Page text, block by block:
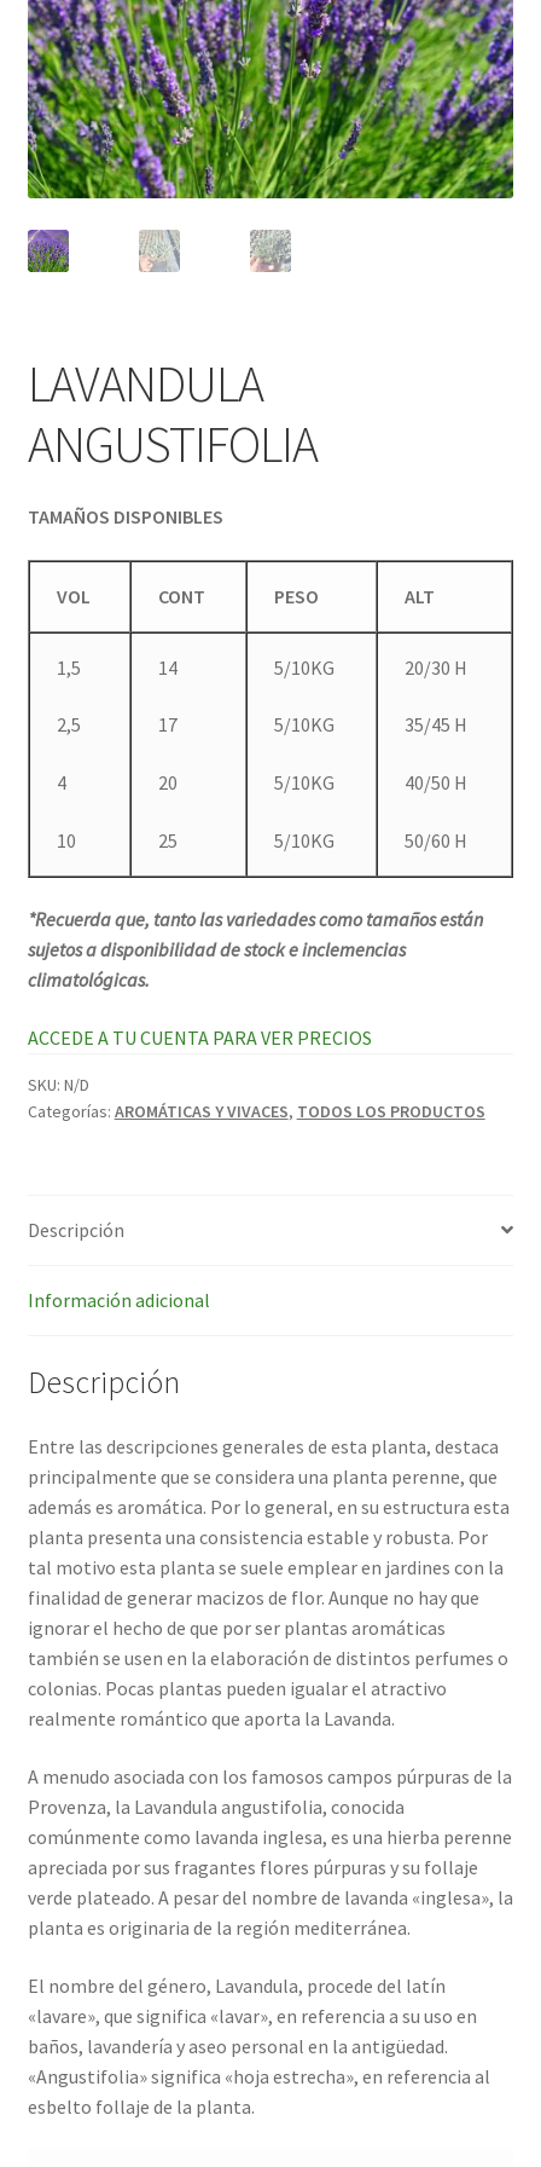
LAVANDULA
ANGUSTIFOLIA
TAMAÑOS DISPONIBLES
VOL CONT PESO ALT
1,5
2,5
4
10
14
17
20
25
5/10KG
5/10KG
5/10KG
5/10KG
20/30 H
35/45 H
40/50 H
50/60 H
*Recuerda que, tanto las variedades como tamaños están
sujetos a disponibilidad de stock e inclemencias
climatológicas.
ACCEDE A TU CUENTA PARA VER PRECIOS
SKU: N/D
Categorías: AROMÁTICAS Y VIVACES, TODOS LOS PRODUCTOS
Descripción
Información adicional
Descripción
Entre las descripciones generales de esta planta, destaca
principalmente que se considera una planta perenne, que
además es aromática. Por lo general, en su estructura esta
planta presenta una consistencia estable y robusta. Por
tal motivo esta planta se suele emplear en jardines con la
finalidad de generar macizos de flor. Aunque no hay que
ignorar el hecho de que por ser plantas aromáticas
también se usen en la elaboración de distintos perfumes o
colonias. Pocas plantas pueden igualar el atractivo
realmente romántico que aporta la Lavanda.
A menudo asociada con los famosos campos púrpuras de la
Provenza, la Lavandula angustifolia, conocida
comúnmente como lavanda inglesa, es una hierba perenne
apreciada por sus fragantes flores púrpuras y su follaje
verde plateado. A pesar del nombre de lavanda «inglesa», la
planta es originaria de la región mediterránea.
El nombre del género, Lavandula, procede del latín
«lavare», que significa «lavar», en referencia a su uso en
baños, lavandería y aseo personal en la antigüedad.
«Angustifolia» significa «hoja estrecha», en referencia al
esbelto follaje de la planta.